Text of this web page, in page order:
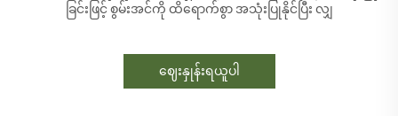
ခြင်းဖြင့် စွမ်းအင်ကို ထိရောက်စွာ အသုံးပြုနိုင်ပြီး လျှ
ဈေးနှုန်းရယူပါ